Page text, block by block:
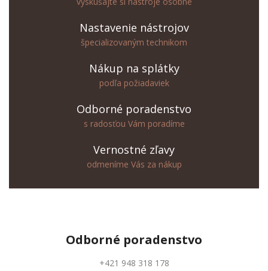
Nastavenie nástrojov
špecializovaným technikom
Nákup na splátky
podľa požiadaviek
Odborné poradenstvo
s radosťou Vám poradíme
Vernostné zľavy
odmeníme Vás za nákup
Odborné poradenstvo
+421 948 318 178